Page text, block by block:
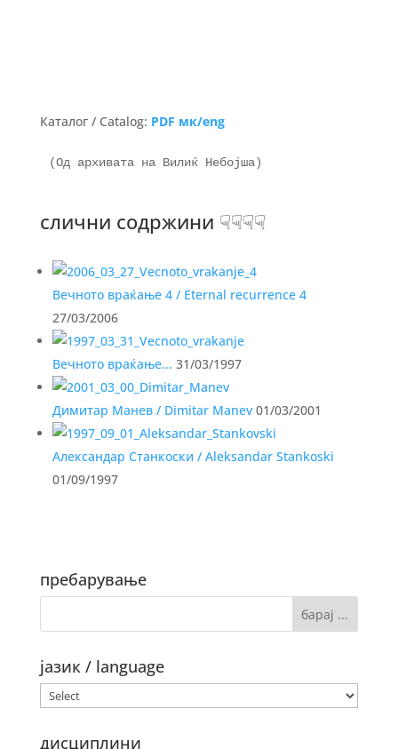
Каталог / Catalog: PDF мк/eng
(Од архивата на Вилиќ Небојша)
слични содржини ☟☟☟☟
Вечното враќање 4 / Eternal recurrence 4
27/03/2006
Вечното враќање... 31/03/1997
Димитар Манев / Dimitar Manev01/03/2001
Александар Станкоски / Aleksandar Stankoski
01/09/1997
пребарување
јазик / language
дисциплини